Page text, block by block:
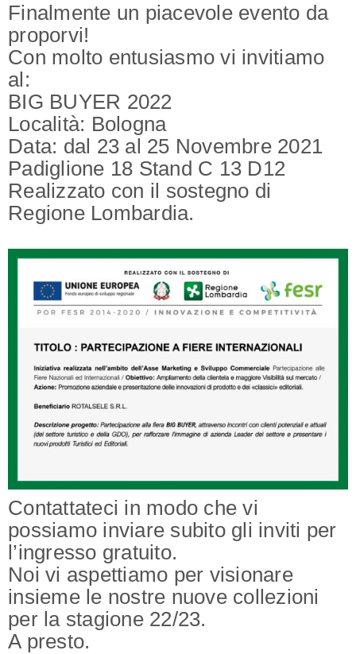
Finalmente un piacevole evento da
proporvi!
Con molto entusiasmo vi invitiamo
al:
BIG BUYER 2022
Località: Bologna
Data: dal 23 al 25 Novembre 2021
Padiglione 18 Stand C 13 D12
Realizzato con il sostegno di
Regione Lombardia.
Contattateci in modo che vi
possiamo inviare subito gli inviti per
l’ingresso gratuito.
Noi vi aspettiamo per visionare
insieme le nostre nuove collezioni
per la stagione 22/23.
A presto.